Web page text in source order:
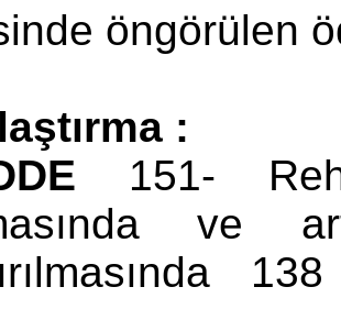
öngörülen
:
151-
ve